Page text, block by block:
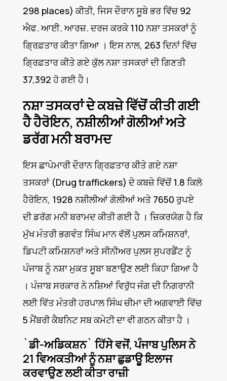
298 places) ਕੀਤੀ, ਜਿਸ ਦੌਰਾਨ ਸੂਬੇ ਭਰ ਵਿੱਚ 92
ਐਫ. ਆਈ. ਆਰਜ਼. ਦਰਜ ਕਰਕੇ 110 ਨਸ਼ਾ ਤਸਕਰਾਂ ਨੂੰ
ਗ੍ਰਿਫ਼ਤਾਰ ਕੀਤਾ ਗਿਆ । ਇਸ ਨਾਲ, 263 ਦਿਨਾਂ ਵਿੱਚ
ਗ੍ਰਿਫ਼ਤਾਰ ਕੀਤੇ ਗਏ ਕੁੱਲ ਨਸ਼ਾ ਤਸਕਰਾਂ ਦੀ ਗਿਣਤੀ
37,392 ਹੋ ਗਈ ਹੈ।
ਨਸ਼ਾ ਤਸਕਰਾਂ ਦੇ ਕਬਜ਼ੇ ਵਿੱਚੋਂ ਕੀਤੀ ਗਈ
ਹੈ ਹੈਰੋਇਨ, ਨਸ਼ੀਲੀਆਂ ਗੋਲੀਆਂ ਅਤੇ
ਡਰੱਗ ਮਨੀ ਬਰਾਮਦ
ਇਸ ਛਾਪੇਮਾਰੀ ਦੌਰਾਨ ਗ੍ਰਿਫ਼ਤਾਰ ਕੀਤੇ ਗਏ ਨਸ਼ਾ
ਤਸਕਰਾਂ (Drug traffickers) ਦੇ ਕਬਜ਼ੇ ਵਿੱਚੋਂ 1.8 ਕਿਲੋ
ਹੈਰੋਇਨ, 1928 ਨਸ਼ੀਲੀਆਂ ਗੋਲੀਆਂ ਅਤੇ 7650 ਰੁਪਏ
ਦੀ ਡਰੱਗ ਮਨੀ ਬਰਾਮਦ ਕੀਤੀ ਗਈ ਹੈ । ਜ਼ਿਕਰਯੋਗ ਹੈ ਕਿ
ਮੁੱਖ ਮੰਤਰੀ ਭਗਵੰਤ ਸਿੰਘ ਮਾਨ ਵੱਲੋਂ ਪੁਲਸ ਕਮਿਸ਼ਨਰਾਂ,
ਡਿਪਟੀ ਕਮਿਸ਼ਨਰਾਂ ਅਤੇ ਸੀਨੀਅਰ ਪੁਲਸ ਸੁਪਰਡੈਂਟ ਨੂੰ
ਪੰਜਾਬ ਨੂੰ ਨਸ਼ਾ ਮੁਕਤ ਸੂਬਾ ਬਣਾਉਣ ਲਈ ਕਿਹਾ ਗਿਆ ਹੈ
। ਪੰਜਾਬ ਸਰਕਾਰ ਨੇ ਨਸ਼ਿਆਂ ਵਿਰੁੱਧ ਜੰਗ ਦੀ ਨਿਗਰਾਨੀ
ਲਈ ਵਿੱਤ ਮੰਤਰੀ ਹਰਪਾਲ ਸਿੰਘ ਚੀਮਾ ਦੀ ਅਗਵਾਈ ਵਿੱਚ
5 ਮੈਂਬਰੀ ਕੈਬਨਿਟ ਸਬ ਕਮੇਟੀ ਦਾ ਵੀ ਗਠਨ ਕੀਤਾ ਹੈ ।
`ਡੀ-ਅਡਿਕਸ਼ਨ` ਹਿੱਸੇ ਵਜੋਂ, ਪੰਜਾਬ ਪੁਲਿਸ ਨੇ
21 ਵਿਅਕਤੀਆਂ ਨੂੰ ਨਸ਼ਾ ਛੁਡਾਊ ਇਲਾਜ
ਕਰਵਾਉਣ ਲਈ ਕੀਤਾ ਰਾਜ਼ੀ